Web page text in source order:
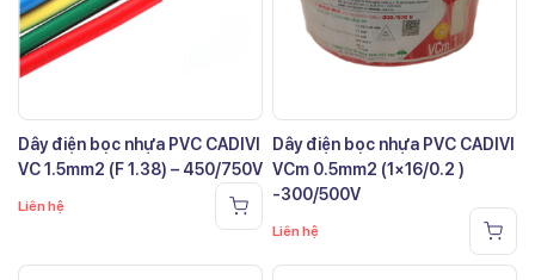
Dây điện bọc nhựa PVC CADIVI
VC 1.5mm2 (F 1.38) – 450/750V
Liên hệ
Dây điện bọc nhựa PVC CADIVI
VCm 0.5mm2 (1×16/0.2 )
-300/500V
Liên hệ